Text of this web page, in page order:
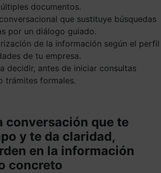
documentos.
que sustituye búsquedas
por un diálogo guiado.
de la información según el perfil
de tu empresa.
decidir, antes de iniciar consultas
trámites formales.
conversación que te
y te da claridad,
en la información
concreto